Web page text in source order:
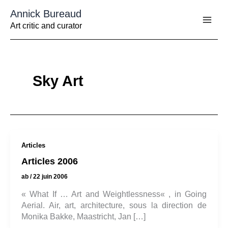
contenu
Annick Bureaud
Art critic and curator
Sky Art
Articles
Articles 2006
ab /22 juin 2006
« What If … Art and Weightlessness« , in Going
Aerial. Air, art, architecture, sous la direction de
Monika Bakke, Maastricht, Jan […]